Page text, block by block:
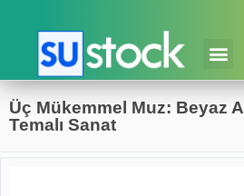
Üç Mükemmel Muz: Beyaz
Temalı Sanat